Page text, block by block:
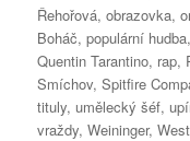
Řehořová,obrazovka,
Boháč,populární hudba
Quentin Tarantino, rap,
Smíchov,Spitfire
tituly, umělecký šéf,
vraždy,Weininger,